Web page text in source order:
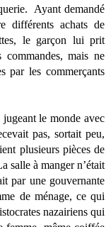
Ayant demandé
différents achats de
le garçon lui prit
commandes, mais ne
par les commerçants
le monde avec
pas, sortait peu,
plusieurs pièces de
salle à manger n’était
par une gouvernante
de ménage, ce qui
nazairiens qui